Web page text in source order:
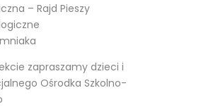
– Rajd Pieszy
zapraszamy dzieci i
Ośrodka Szkolno-